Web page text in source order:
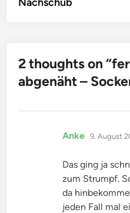
2 thoughts on “
abgenäht –
Anke sagt:
9. August
Das ging ja
zum Strumpf.
da
jeden Fall mal